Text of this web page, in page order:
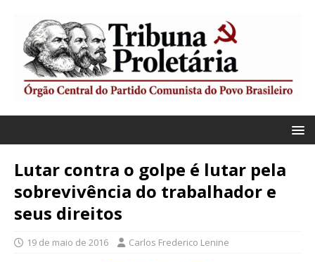
Lutar contra o golpe é lutar pela
sobrevivência do trabalhador e
seus direitos
19 de maio de 2016 Carlos Frederico Lenine